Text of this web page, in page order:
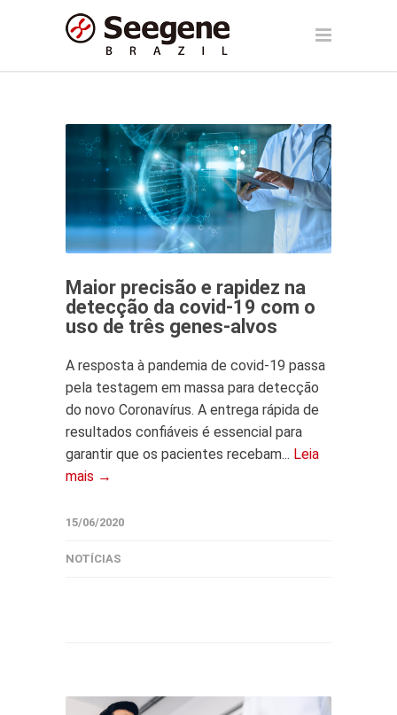
Maior precisão e rapidez na
detecção da covid-19 com o
uso de três genes-alvos
A resposta à pandemia de covid-19 passa
pela testagem em massa para detecção
do novo Coronavírus. A entrega rápida de
resultados confiáveis é essencial para
garantir que os pacientes recebam... Leia
mais →
15/06/2020
NOTÍCIAS